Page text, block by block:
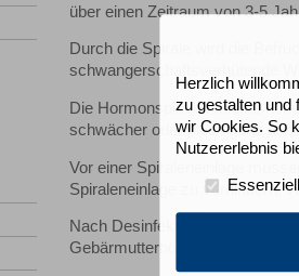
über einen Zeitraum von 3-5
Durch die Spirale wird die
schwangerschaftsverhütende
Die Hormonspirale hat eine
schwächer oder bleibt ganz
Vor einer Spiraleneinlage
Spiraleneinlage zu verhindern,
Nach Desinfektion der Scheide
Gebärmutterhöhle
Herzlich
zu gestalten und
wir Cookies. So
Nutzererlebnis
Essenziell